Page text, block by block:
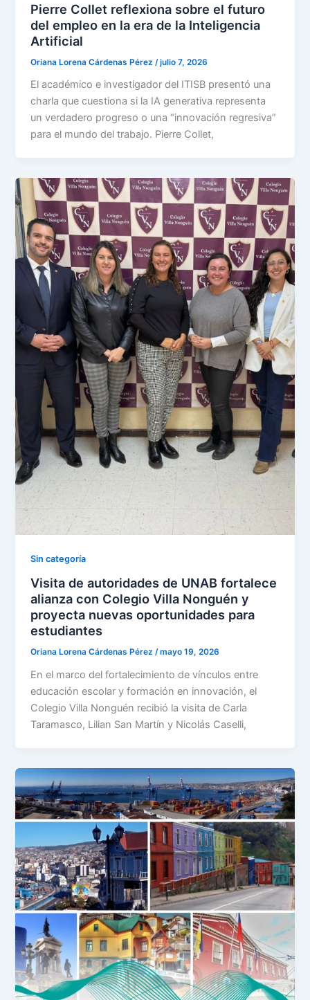
Pierre Collet reflexiona sobre el futuro
del empleo en la era de la Inteligencia
Artificial
Oriana Lorena Cárdenas Pérez /julio 7, 2026
El académico e investigador del ITISB presentó una
charla que cuestiona si la IA generativa representa
un verdadero progreso o una “innovación regresiva”
para el mundo del trabajo. Pierre Collet,
Sin categoría
Visita de autoridades de UNAB fortalece
alianza con Colegio Villa Nonguén y
proyecta nuevas oportunidades para
estudiantes
Oriana Lorena Cárdenas Pérez/mayo 19, 2026
En el marco del fortalecimiento de vínculos entre
educación escolar y formación en innovación, el
Colegio Villa Nonguén recibió la visita de Carla
Taramasco, Lilian San Martín y Nicolás Caselli,